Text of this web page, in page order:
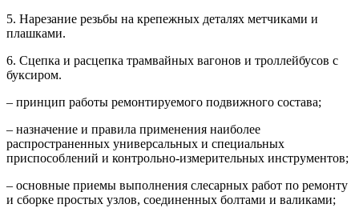
5. Нарезание резьбы на крепежных деталях метчиками и
плашками.
6. Сцепка и расцепка трамвайных вагонов и троллейбусов с
буксиром.
– принцип работы ремонтируемого подвижного состава;
– назначение и правила применения наиболее
распространенных универсальных и специальных
приспособлений и контрольно-измерительных инструментов;
– основные приемы выполнения слесарных работ по ремонту
и сборке простых узлов, соединенных болтами и валиками;